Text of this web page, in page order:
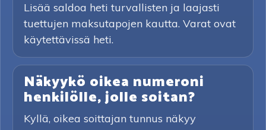
Lisää saldoa heti turvallisten ja laajasti
tuettujen maksutapojen kautta. Varat ovat
käytettävissä heti.
Näkyykö oikea numeroni
henkilölle, jolle soitan?
Kyllä, oikea soittajan tunnus näkyy